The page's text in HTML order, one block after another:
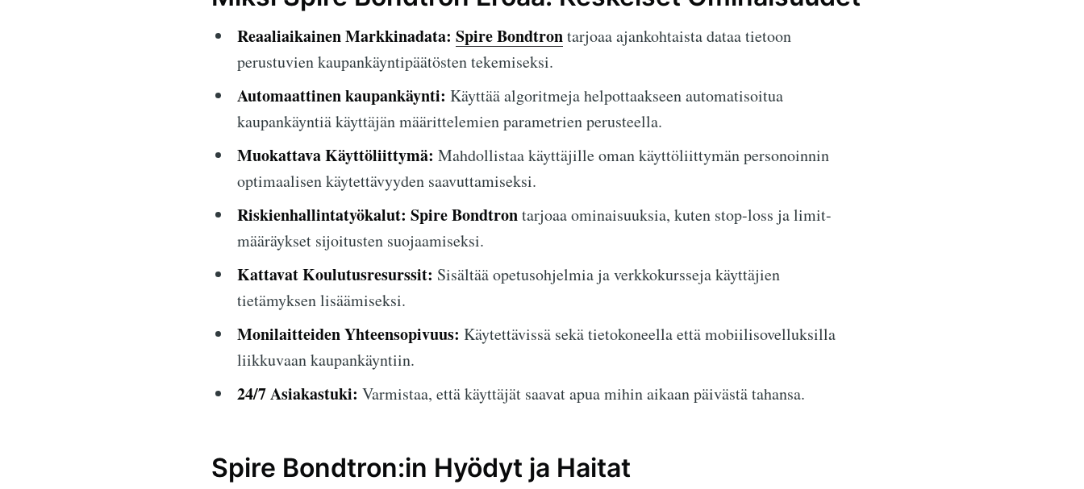
Reaaliaikainen Markkinadata: Spire Bondtrontarjoaa ajankohtaista dataa tietoon
perustuvien kaupankäyntipäätösten tekemiseksi.
Automaattinen kaupankäynti: Käyttää algoritmeja helpottaakseen automatisoitua
kaupankäyntiä käyttäjän määrittelemien parametrien perusteella.
Muokattava Käyttöliittymä: Mahdollistaa käyttäjille oman käyttöliittymän personoinnin
optimaalisen käytettävyyden saavuttamiseksi.
Riskienhallintatyökalut: Spire Bondtrontarjoaa ominaisuuksia, kuten stop-loss ja limit-
määräykset sijoitusten suojaamiseksi.
Kattavat Koulutusresurssit: Sisältää opetusohjelmia ja verkkokursseja käyttäjien
tietämyksen lisäämiseksi.
Monilaitteiden Yhteensopivuus: Käytettävissä sekä tietokoneella että mobiilisovelluksilla
liikkuvaan kaupankäyntiin.
24/7 Asiakastuki: Varmistaa, että käyttäjät saavat apua mihin aikaan päivästä tahansa.
Spire Bondtron:in Hyödyt ja Haitat